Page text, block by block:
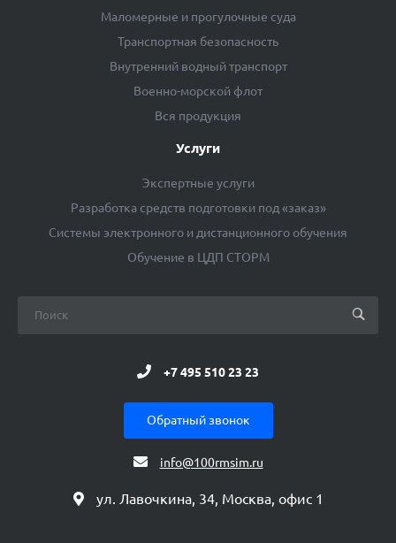
Маломерные и прогулочные суда
Транспортная безопасность
Внутренний водный транспорт
Военно-морской флот
Вся продукция
Услуги
Экспертные услуги
Разработка средств подготовки под «заказ»
Системы электронного и дистанционного обучения
Обучение в ЦДП СТОРМ
+7 495 510 23 23
Обратный звонок
info@100rmsim.ru
ул. Лавочкина, 34, Москва, офис 1